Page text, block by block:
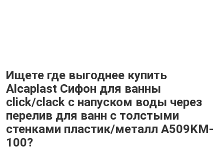
Ищете где выгоднее купить
Alcaplast Сифон для ванны
click/clack с напуском воды через
перелив для ванн с толстыми
стенками пластик/металл A509KM-
100?